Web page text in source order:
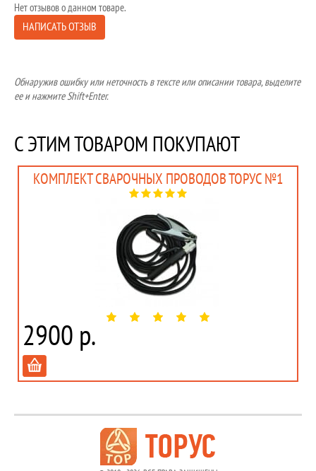
Нет отзывов о данном товаре.
НАПИСАТЬ ОТЗЫВ
Обнаружив ошибку или неточность в тексте или описании товара, выделите
ее и нажмите Shift+Enter.
С ЭТИМ ТОВАРОМ ПОКУПАЮТ
КОМПЛЕКТ СВАРОЧНЫХ ПРОВОДОВ ТОРУС №1
2900 р.